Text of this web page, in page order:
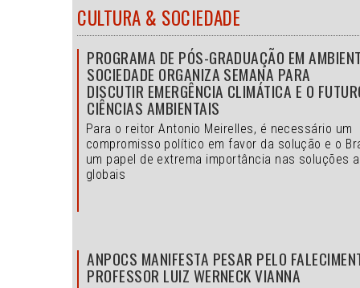
CULTURA & SOCIEDADE
PROGRAMA DE PÓS-GRADUAÇÃO EM
SOCIEDADE ORGANIZA SEMANA PARA
DISCUTIR EMERGÊNCIA CLIMÁTICA E O
CIÊNCIAS AMBIENTAIS
Para o reitor Antonio Meirelles, é necessário um
compromisso político em favor da solução e o
um papel de extrema importância nas soluções
globais
ANPOCS MANIFESTA PESAR PELO
PROFESSOR LUIZ WERNECK VIANNA